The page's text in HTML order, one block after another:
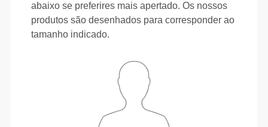
abaixo se preferires mais apertado. Os nossos
produtos são desenhados para corresponder ao
tamanho indicado.